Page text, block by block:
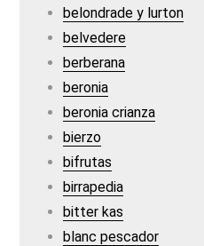
belondrade y lurton
belvedere
berberana
beronia
beronia crianza
bierzo
bifrutas
birrapedia
bitter kas
blanc pescador